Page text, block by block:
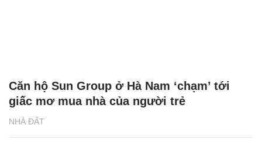
NHÀ ĐẤT
Căn hộ Sun Group ở Hà Nam ‘chạm’ tới
giấc mơ mua nhà của người trẻ